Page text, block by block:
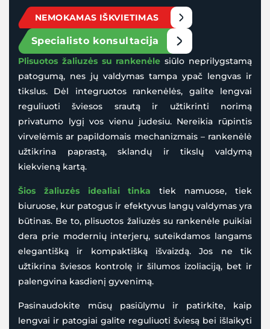
NEMOKAMAS IŠKVIETIMAS
Specialisto konsultacija
Plisuotos žaliuzės su rankenėle siūlo neprilygstamą
patogumą, nes jų valdymas tampa ypač lengvas ir
tikslus. Dėl integruotos rankenėlės, galite lengvai
reguliuoti šviesos srautą ir užtikrinti norimą
privatumo lygį vos vienu judesiu. Nereikia rūpintis
virvelėmis ar papildomais mechanizmais – rankenėlė
užtikrina paprastą, sklandų ir tikslų valdymą
kiekvieną kartą.
Šios žaliuzės idealiai tinka tiek namuose, tiek
biuruose, kur patogus ir efektyvus langų valdymas yra
būtinas. Be to, plisuotos žaliuzės su rankenėle puikiai
dera prie modernių interjerų, suteikdamos langams
elegantišką ir kompaktišką išvaizdą. Jos ne tik
užtikrina šviesos kontrolę ir šilumos izoliaciją, bet ir
palengvina kasdienį gyvenimą.
Pasinaudokite mūsų pasiūlymu ir patirkite, kaip
lengvai ir patogiai galite reguliuoti šviesą bei išlaikyti